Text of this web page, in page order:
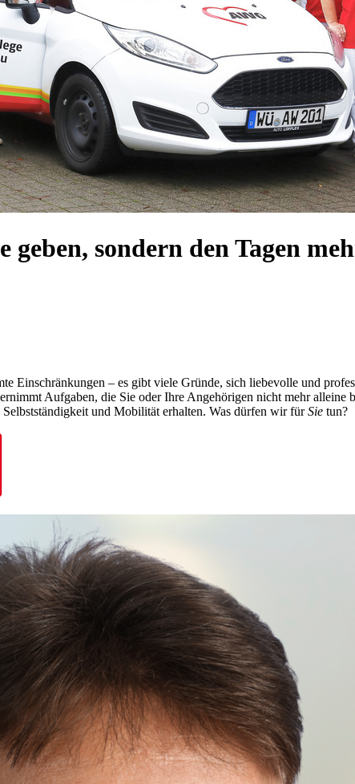
geben, sondern den Tagen
Einschränkungen – es gibt viele Gründe, sich liebevolle und
Aufgaben, die Sie oder Ihre Angehörigen nicht mehr
und Mobilität erhalten. Was dürfen wir fürSie tun?